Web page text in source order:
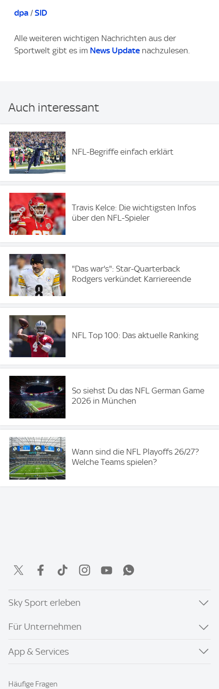
dpa / SID
Alle weiteren wichtigen Nachrichten aus der
Sportwelt gibt es im News Update nachzulesen.
Auch interessant
NFL-Begriffe einfach erklärt
Travis Kelce: Die wichtigsten Infos
über den NFL-Spieler
"Das war's": Star-Quarterback
Rodgers verkündet Karriereende
NFL Top 100: Das aktuelle Ranking
So siehst Du das NFL German Game
2026 in München
Wann sind die NFL Playoffs 26/27?
Welche Teams spielen?
Sky Sport erleben
Für Unternehmen
App & Services
Häufige Fragen